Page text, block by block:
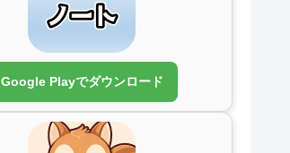
Google Playでダウンロード